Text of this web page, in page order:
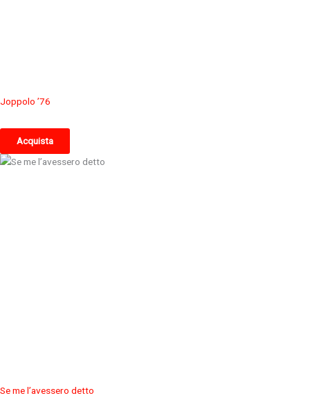
Joppolo ’76
Acquista
Se me l’avessero detto